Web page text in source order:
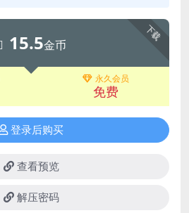
下载
15.5金币
永久会员
免费
登录后购买
查看预览
解压密码